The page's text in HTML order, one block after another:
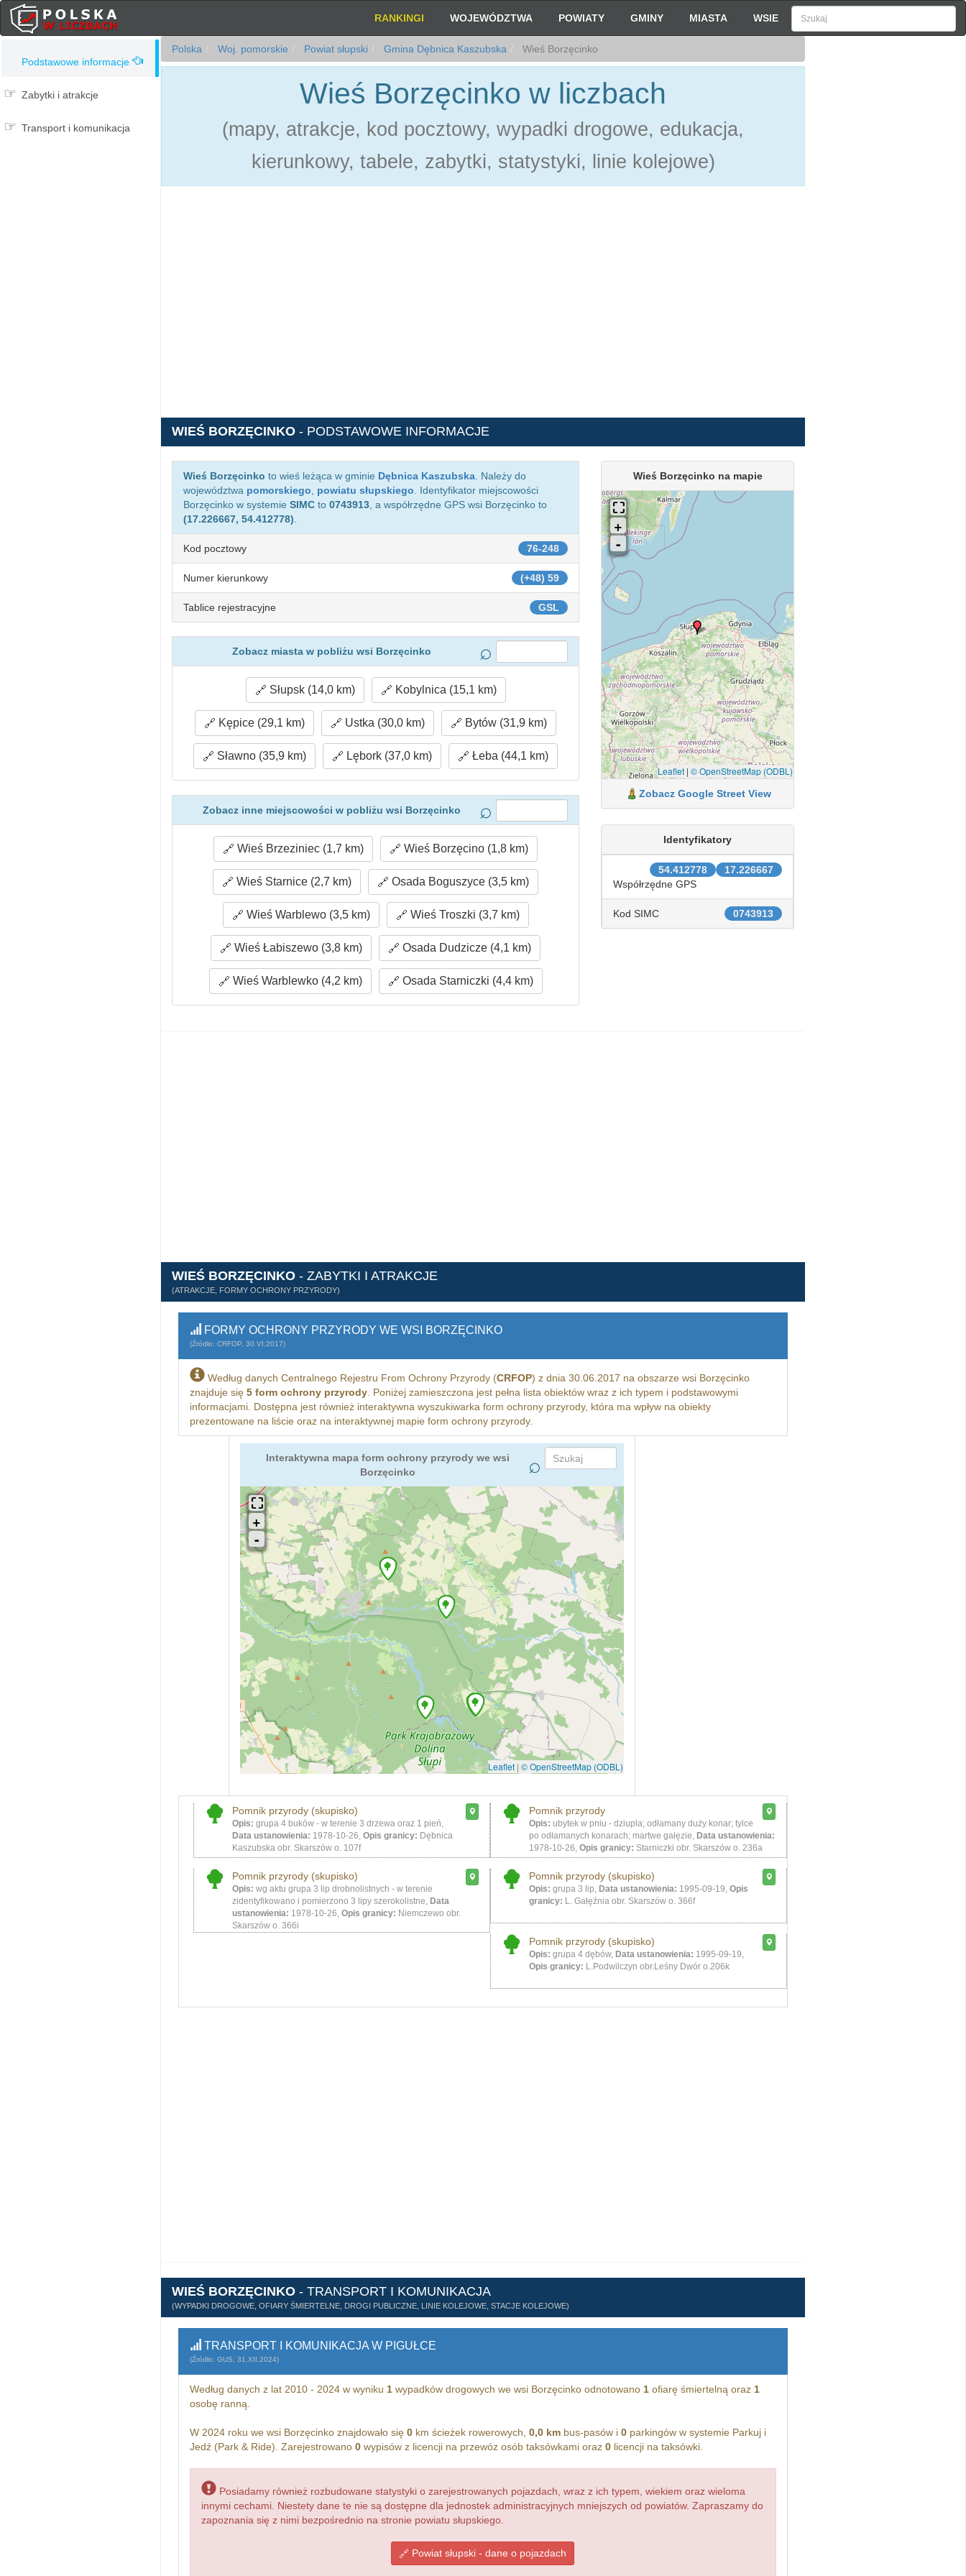
RANKINGI WOJEWÓDZTWA POWIATY GMINY MIASTA WSIE
Podstawowe informacje
Zabytki i atrakcje
Transport i komunikacja
Polska Woj. pomorskie Powiat słupski Gmina Dębnica Kaszubska Wieś Borzęcinko
Wieś Borzęcinko w liczbach
(mapy, atrakcje, kod pocztowy, wypadki drogowe, edukacja,
kierunkowy, tabele, zabytki, statystyki, linie kolejowe)
WIEŚ BORZĘCINKO - PODSTAWOWE INFORMACJE
Wieś Borzęcinko to wieś leżąca w gminie Dębnica Kaszubska . Należy do
województwa pomorskiego powiatu słupskiego . Identyfikator miejscowości
Borzęcinko w systemie SIMC to 0743913 , a współrzędne GPS wsi Borzęcinko to
(17.226667, 54.412778)
76-248
Kod pocztowy
(+48) 59
Numer kierunkowy
GSL
Tablice rejestracyjne
Zobacz miasta w pobliżu wsi Borzęcinko
Słupsk (14,0 km) Kobylnica (15,1 km)
Kępice (29,1 km) Ustka (30,0 km) Bytów (31,9 km)
Sławno (35,9 km) Lębork (37,0 km) Łeba (44,1 km)
Zobacz inne miejscowości w pobliżu wsi Borzęcinko
Wieś Brzeziniec (1,7 km) Wieś Borzęcino (1,8 km)
Wieś Starnice (2,7 km) Osada Boguszyce (3,5 km)
Wieś Warblewo (3,5 km) Wieś Troszki (3,7 km)
Wieś Łabiszewo (3,8 km) Osada Dudzicze (4,1 km)
Wieś Warblewko (4,2 km) Osada Starniczki (4,4 km)
Wieś Borzęcinko na mapie
Leaflet| © OpenStreetMap (ODBL)
Zobacz Google Street View
Identyfikatory
17.226667
54.412778
Współrzędne GPS
0743913
Kod SIMC
WIEŚ BORZĘCINKO - ZABYTKI I ATRAKCJE
(ATRAKCJE, FORMY OCHRONY PRZYRODY)
FORMY OCHRONY PRZYRODY WE WSI BORZĘCINKO
(Źródło: CRFOP, 30.VI.2017)
Według danych Centralnego Rejestru From Ochrony Przyrody (CRFOP) z dnia 30.06.2017 na obszarze wsi Borzęcinko
znajduje się 5 form ochrony przyrody. Poniżej zamieszczona jest pełna lista obiektów wraz z ich typem i podstawowymi
informacjami. Dostępna jest również interaktywna wyszukiwarka form ochrony przyrody, która ma wpływ na obiekty
prezentowane na liście oraz na interaktywnej mapie form ochrony przyrody.
Interaktywna mapa form ochrony przyrody we wsi
Borzęcinko
Leaflet |© OpenStreetMap (ODBL)
Pomnik przyrody (skupisko)
Opis: grupa 4 buków - w terenie 3 drzewa oraz 1 pień,
Data ustanowienia: 1978-10-26, Opis granicy: Dębnica
Kaszubska obr. Skarszów o. 107f
Pomnik przyrody
Opis: ubytek w pniu - dziupla; odłamany duży konar; tylce
po odłamanych konarach; martwe gałęzie, Data ustanowienia:
1978-10-26, Opis granicy: Starniczki obr. Skarszów o. 236a
Pomnik przyrody (skupisko)
Opis: wg aktu grupa 3 lip drobnolistnych - w terenie
zidentyfikowano i pomierzono 3 lipy szerokolistne, Data
ustanowienia: 1978-10-26, Opis granicy: Niemczewo obr.
Skarszów o. 366i
Pomnik przyrody (skupisko)
Opis: grupa 3 lip, Data ustanowienia: 1995-09-19, Opis
granicy: L. Gałęźnia obr. Skarszów o. 366f
Pomnik przyrody (skupisko)
Opis: grupa 4 dębów, Data ustanowienia: 1995-09-19,
Opis granicy: L.Podwilczyn obr.Leśny Dwór o.206k
WIEŚ BORZĘCINKO - TRANSPORT I KOMUNIKACJA
(WYPADKI DROGOWE, OFIARY ŚMIERTELNE, DROGI PUBLICZNE, LINIE KOLEJOWE, STACJE KOLEJOWE)
TRANSPORT I KOMUNIKACJA W PIGUŁCE
(Źródło: GUS, 31.XII.2024)
Według danych z lat 2010 - 2024 w wyniku 1wypadków drogowych we wsi Borzęcinko odnotowano 1ofiarę śmiertelną oraz 1
osobę ranną.
W 2024 roku we wsi Borzęcinko znajdowało się 0km ścieżek rowerowych, 0,0 kmbus-pasów i 0parkingów w systemie Parkuj i
Jedź (Park & Ride). Zarejestrowano 0wypisów z licencji na przewóz osób taksówkami oraz 0licencji na taksówki.
Posiadamy również rozbudowane statystyki o zarejestrowanych pojazdach, wraz z ich typem, wiekiem oraz wieloma
innymi cechami. Niestety dane te nie są dostępne dla jednostek administracyjnych mniejszych od powiatów. Zapraszamy do
zapoznania się z nimi bezpośrednio na stronie powiatu słupskiego.
Powiat słupski - dane o pojazdach